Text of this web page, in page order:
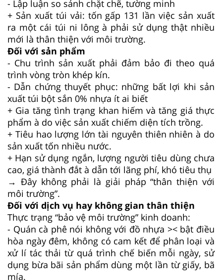
- Lập luận so sánh chặt chẽ, tường minh
+ Sản xuất túi vải: tốn gấp 131 lần việc sản xuất
ra một cái túi ni lông à phải sử dụng thật nhiều
mới là thân thiện với môi trường.
Đối với sản phẩm
- Chu trình sản xuất phải đảm bảo đi theo quá
trình vòng tròn khép kín.
- Dẫn chứng thuyết phục: những bất lợi khi sản
xuất túi bột sắn 0% nhựa ít ai biết
+ Gia tăng tình trạng khan hiếm và tăng giá thực
phẩm à do việc sản xuất chiếm diện tích trồng.
+ Tiêu hao lượng lớn tài nguyên thiên nhiên à do
sản xuất tốn nhiều nước.
+ Hạn sử dụng ngắn, lượng người tiêu dùng chưa
cao, giá thành đắt à dẫn tới lãng phí, khó tiêu thụ
→ Đây không phải là giải pháp “thân thiện với
môi trường”.
Đối với dịch vụ hay không gian thân thiện
Thực trạng “bảo vệ môi trường” kinh doanh:
- Quán cà phê nói không với đồ nhựa >< bật điều
hòa ngày đêm, không có cam kết để phân loại và
xử lí tác thải từ quá trình chế biến mỗi ngày, sử
dụng bừa bãi sản phẩm dùng một lần từ giấy, bã
mía.